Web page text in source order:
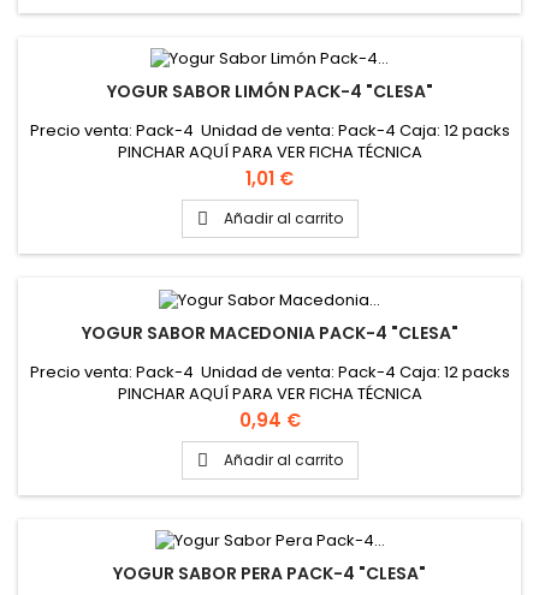
YOGUR SABOR LIMÓN PACK-4 "CLESA"
Precio venta: Pack-4 Unidad de venta: Pack-4 Caja: 12 packs
PINCHAR AQUÍ PARA VER FICHA TÉCNICA
Precio
1,01 €
 Añadir al carrito
YOGUR SABOR MACEDONIA PACK-4 "CLESA"
Precio venta: Pack-4 Unidad de venta: Pack-4 Caja: 12 packs
PINCHAR AQUÍ PARA VER FICHA TÉCNICA
Precio
0,94 €
 Añadir al carrito
YOGUR SABOR PERA PACK-4 "CLESA"